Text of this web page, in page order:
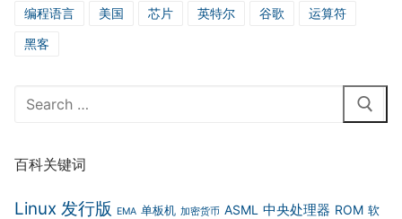
编程语言
美国 芯片 英特尔 谷歌
运算符
黑客
Search
百科关键词
Linux 发行版 EMA 单板机 加密货币 ASML 中央处理器 ROM 软